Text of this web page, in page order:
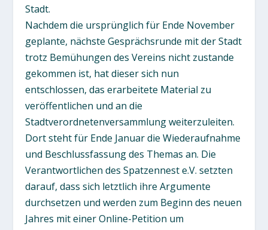
Stadt.
Nachdem die ursprünglich für Ende November
geplante, nächste Gesprächsrunde mit der Stadt
trotz Bemühungen des Vereins nicht zustande
gekommen ist, hat dieser sich nun
entschlossen, das erarbeitete Material zu
veröffentlichen und an die
Stadtverordnetenversammlung weiterzuleiten.
Dort steht für Ende Januar die Wiederaufnahme
und Beschlussfassung des Themas an. Die
Verantwortlichen des Spatzennest e.V. setzten
darauf, dass sich letztlich ihre Argumente
durchsetzen und werden zum Beginn des neuen
Jahres mit einer Online-Petition um